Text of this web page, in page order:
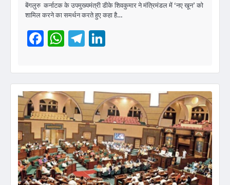
बेंगलुरु कर्नाटक के उपमुख्यमंत्री डीके शिवकुमार ने मंत्रिमंडल में ‘नए खून’ को
शामिल करने का समर्थन करते हुए कहा है…
Facebook
WhatsApp
Telegram